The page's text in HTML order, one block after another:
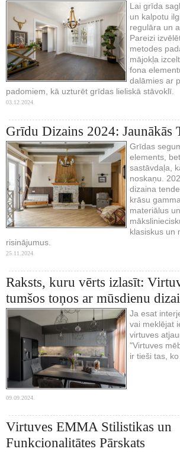
Lai grīda
un kalpotu
regulāra un
Pareizi
metodes
mājokļa
fona
dalāmies ar
padomiem, kā uzturēt grīdas lieliskā stāvoklī.
03.12.2024.
Grīdu Dizains 2024: Jaunākās
Grīdas
elements,
sastāvdaļa,
noskaņu.
dizaina
krāsu
materiālus
klasiskus un
risinājumus.
25.11.2024.
Raksts, kuru vērts izlasīt:
tumšos toņos ar mūsdienu
Ja esat
vai meklējat
virtuves
"Virtuves
ir tieši tas,
09.09.2024.
Virtuves EMMA Stilistikas un
Funkcionalitātes Pārskats